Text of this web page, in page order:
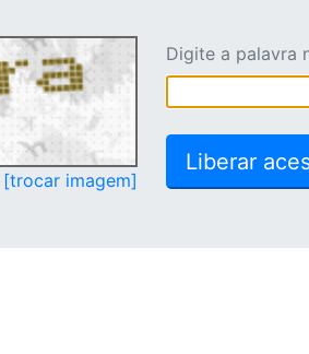
[trocar imagem]
Digite a palavra